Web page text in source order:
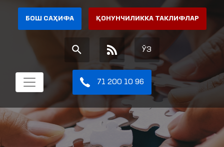
БОШ САҲИФА ҚОНУНЧИЛИККА ТАКЛИФЛАР
ЎЗ
71 200 10 96